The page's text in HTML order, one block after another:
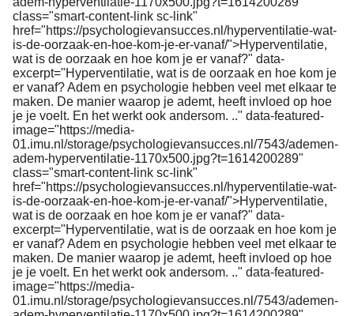
class="smart-content-link sc-link"
href="https://psychologievansucces.nl/hyperventilatie-wat-
is-de-oorzaak-en-hoe-kom-je-er-vanaf/">Hyperventilatie,
wat is de oorzaak en hoe kom je er vanaf?" data-
excerpt="Hyperventilatie, wat is de oorzaak en hoe kom je
er vanaf? Adem en psychologie hebben veel met elkaar te
maken. De manier waarop je ademt, heeft invloed op hoe
je je voelt. En het werkt ook andersom. .." data-featured-
image="https://media-
01.imu.nl/storage/psychologievansucces.nl/7543/ademen-
adem-hyperventilatie-1170x500.jpg?t=1614200289"
class="smart-content-link sc-link"
href="https://psychologievansucces.nl/hyperventilatie-wat-
is-de-oorzaak-en-hoe-kom-je-er-vanaf/">Hyperventilatie,
wat is de oorzaak en hoe kom je er vanaf?" data-
excerpt="Hyperventilatie, wat is de oorzaak en hoe kom je
er vanaf? Adem en psychologie hebben veel met elkaar te
maken. De manier waarop je ademt, heeft invloed op hoe
je je voelt. En het werkt ook andersom. .." data-featured-
image="https://media-
01.imu.nl/storage/psychologievansucces.nl/7543/ademen-